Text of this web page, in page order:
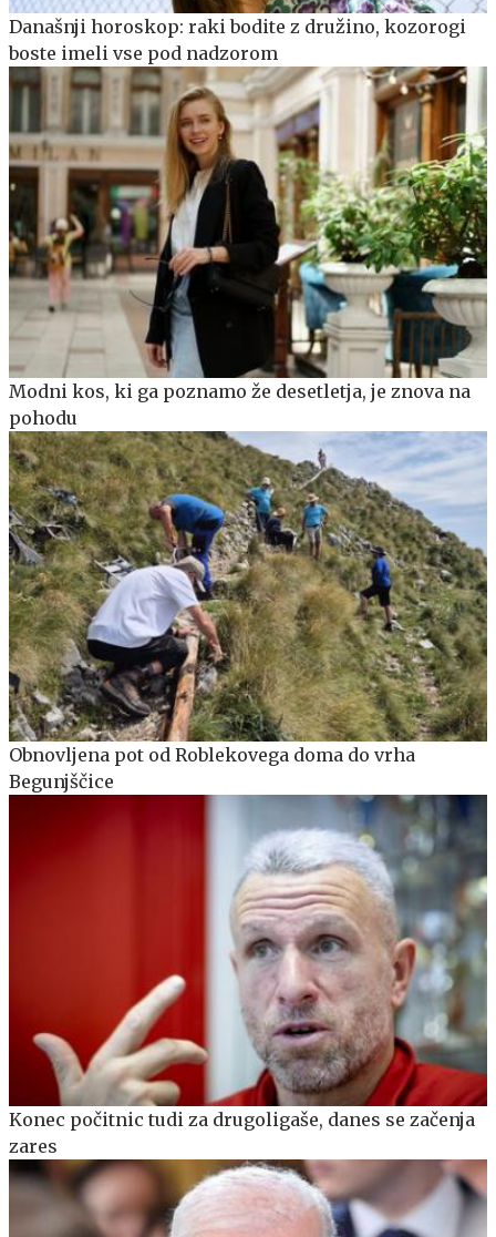
Današnji horoskop: raki bodite z družino, kozorogi
boste imeli vse pod nadzorom
Modni kos, ki ga poznamo že desetletja, je znova na
pohodu
Obnovljena pot od Roblekovega doma do vrha
Begunjščice
Konec počitnic tudi za drugoligaše, danes se začenja
zares